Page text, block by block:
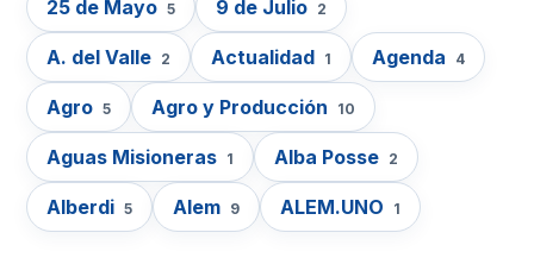
25 de Mayo 5 9 de Julio 2
A. del Valle 2 Actualidad 1 Agenda 4
Agro 5 Agro y Producción 10
Aguas Misioneras 1 Alba Posse 2
Alberdi 5 Alem 9 ALEM.UNO 1